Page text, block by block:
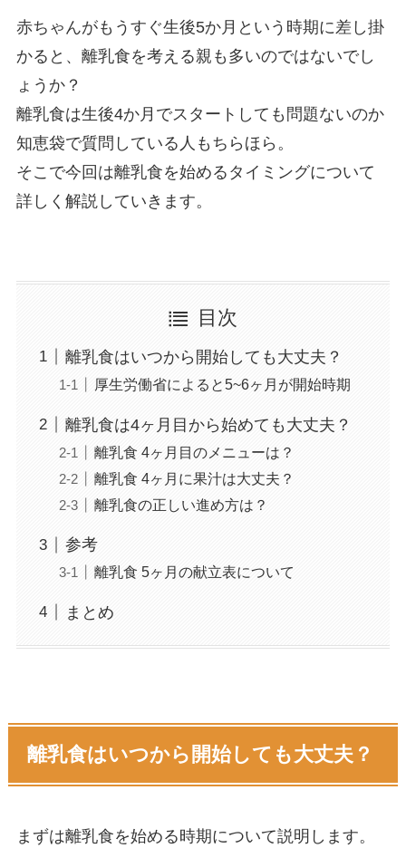
赤ちゃんがもうすぐ生後5か月という時期に差し掛
かると、離乳食を考える親も多いのではないでし
ょうか？
離乳食は生後4か月でスタートしても問題ないのか
知恵袋で質問している人もちらほら。
そこで今回は離乳食を始めるタイミングについて
詳しく解説していきます。
目次
離乳食はいつから開始しても大丈夫？
厚生労働省によると5~6ヶ月が開始時期
離乳食は4ヶ月目から始めても大丈夫？
離乳食 4ヶ月目のメニューは？
離乳食 4ヶ月に果汁は大丈夫？
離乳食の正しい進め方は？
参考
離乳食 5ヶ月の献立表について
まとめ
離乳食はいつから開始しても大丈夫？
まずは離乳食を始める時期について説明します。